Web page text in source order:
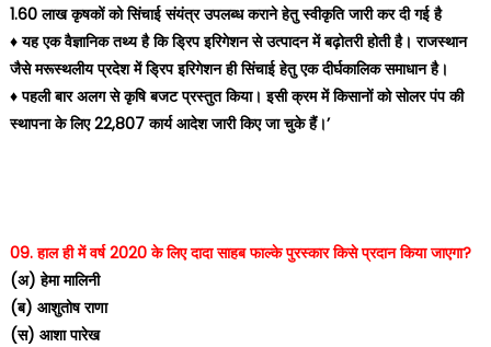
1.60 लाख कृषकों को सिंचाई संयंत्र उपलब्ध कराने हेतु स्वीकृति जारी कर दी गई है
♦️ यह एक वैज्ञानिक तथ्य है कि ड्रिप इरिगेशन से उत्पादन में बढ़ोतरी होती है। राजस्थान
जैसे मरूस्थलीय प्रदेश में ड्रिप इरिगेशन ही सिंचाई हेतु एक दीर्घकालिक समाधान है।
♦️ पहली बार अलग से कृषि बजट प्रस्तुत किया। इसी क्रम में किसानों को सोलर पंप की
स्थापना के लिए 22,807 कार्य आदेश जारी किए जा चुके हैं।’
09. हाल ही में वर्ष 2020 के लिए दादा साहब फाल्के पुरस्कार किसे प्रदान किया जाएगा?
(अ) हेमा मालिनी
(ब) आशुतोष राणा
(स) आशा पारेख